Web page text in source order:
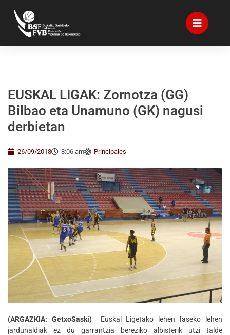
EUSKAL LIGAK: Zornotza (GG)
Bilbao eta Unamuno (GK) nagusi
derbietan
26/09/2018 8:06 am Principales
(ARGAZKIA: GetxoSaski)Euskal Ligetako lehen faseko lehen
jardunaldiak ez du garrantzia bereziko albisterik utzi talde